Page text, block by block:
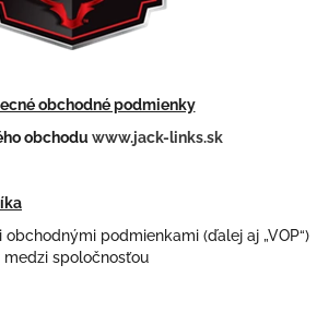
obchodné podmienky
obchodu www.jack-links.sk
obchodnými podmienkami (ďalej aj „VOP“)
spoločnosťou